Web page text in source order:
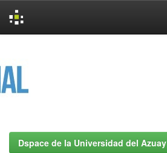
Dspace de la Universidad del Azuay